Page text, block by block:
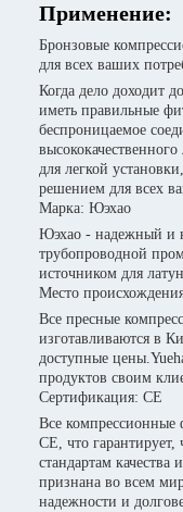
Применение:
Бронзовые
для всех ваших
Когда дело доходит
иметь правильные
беспроницаемое
для легкой
решением для всех
Марка: Юэхао
Юэхао - надежный и
трубопроводной
источником для
Место
Все пресные
изготавливаются в
доступные
продуктов своим
Сертификация: CE
Все компрессионные
CE, что
стандартам качества
признана во всем
надежности и